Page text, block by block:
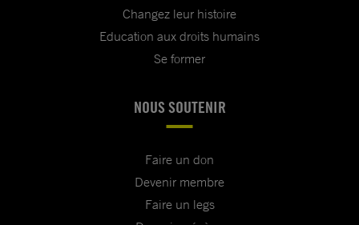
Changez leur histoire
Education aux droits humains
Se former
NOUS SOUTENIR
Faire un don
Devenir membre
Faire un legs